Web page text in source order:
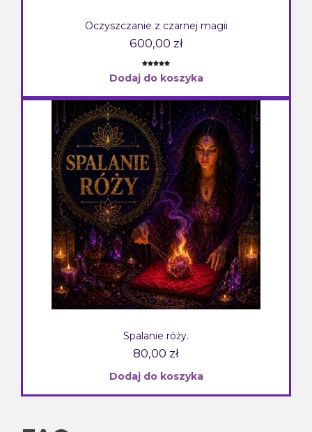
Oczyszczanie z czarnej magii
600,00 zł
5.00na 5
podstawie
klienta
Dodaj do koszyka
Spalanie róży.
80,00 zł
Dodaj do koszyka